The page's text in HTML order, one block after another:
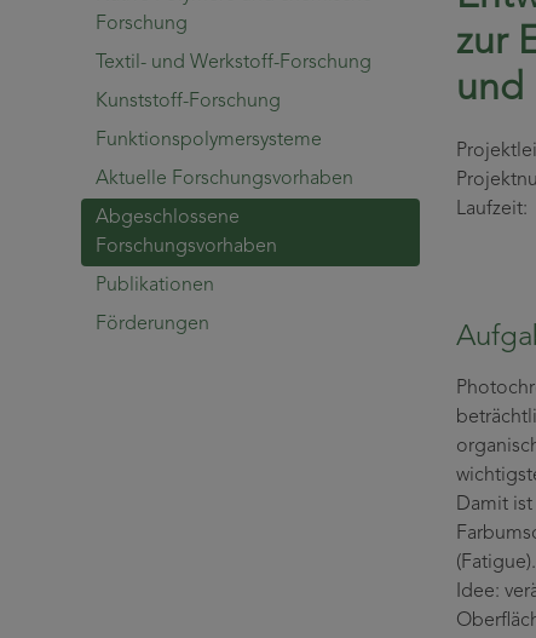
zur
und
Damit
Idee:
Forschung
Textil- und Werkstoff-Forschung
Kunststoff-Forschung
Funktionspolymersysteme
Aktuelle Forschungsvorhaben
Abgeschlossene
Forschungsvorhaben
Publikationen
Förderungen